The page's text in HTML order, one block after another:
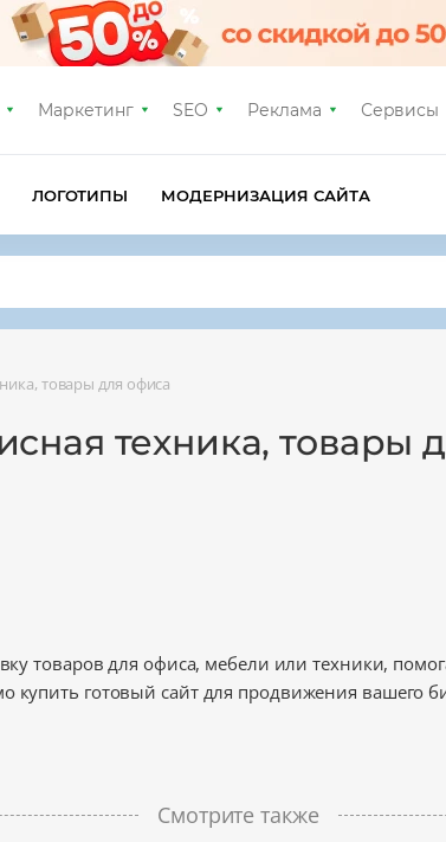
Маркетинг SEO Реклама Сервисы
ЛОГОТИПЫ МОДЕРНИЗАЦИЯ САЙТА
товары для офиса
техника, товары
товаров для офиса, мебели или техники,
готовый сайт для продвижения вашего
Смотрите также